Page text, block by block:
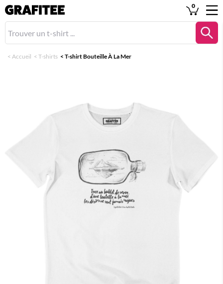
0
< Accueil < T-shirts < T-shirt Bouteille À La Mer